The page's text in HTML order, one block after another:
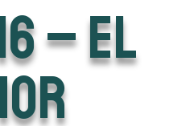
– El